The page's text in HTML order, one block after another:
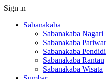
Sign in
Sabanakaba
Sabanakaba Nagari
Sabanakaba
Sabanakaba
Sabanakaba Rantau
Sabanakaba Wisata